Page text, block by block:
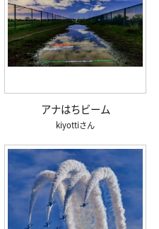
アナはちビーム
kiyotti